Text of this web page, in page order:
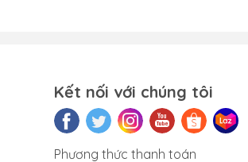
Pro (USB-C), AirPods Max và các
Hà Nội, sửa nhanh lấy ngay, và sử dụng
thay main AirPods Max tốt nhất, uy tín,
Kết nối với chúng tôi
Phương thức thanh toán